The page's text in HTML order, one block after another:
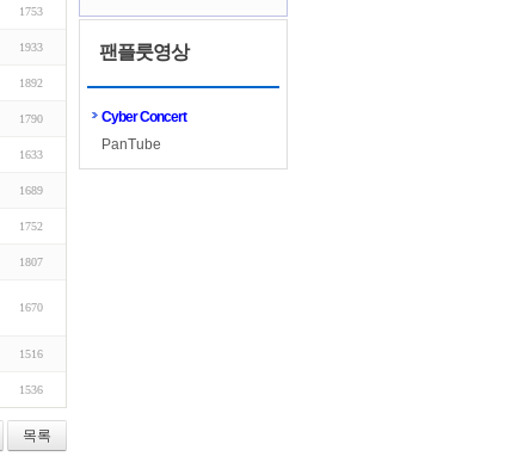
팬플룻영상
Cyber Concert
PanTube
1753
1933
1892
1790
1633
1689
1752
1807
1670
1516
1536
목록